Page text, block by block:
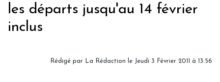
les départs jusqu'au 14 février
inclus
Rédigé par La Rédaction le Jeudi 3 Février 2011 à 13:56